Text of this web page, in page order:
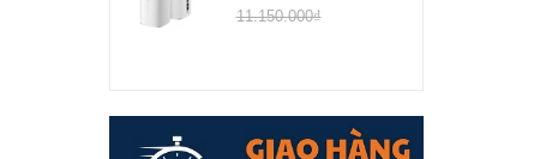
11.150.000₫